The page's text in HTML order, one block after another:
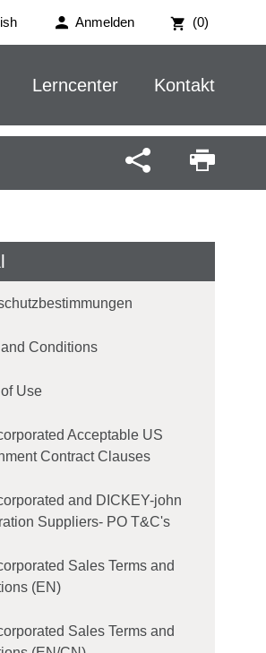
Anmelden (0)
Lerncenter Kontakt
Conditions
Use
Acceptable US
Contract Clauses
and DICKEY-john
Suppliers- PO T&C's
Sales Terms and
(EN)
Sales Terms and